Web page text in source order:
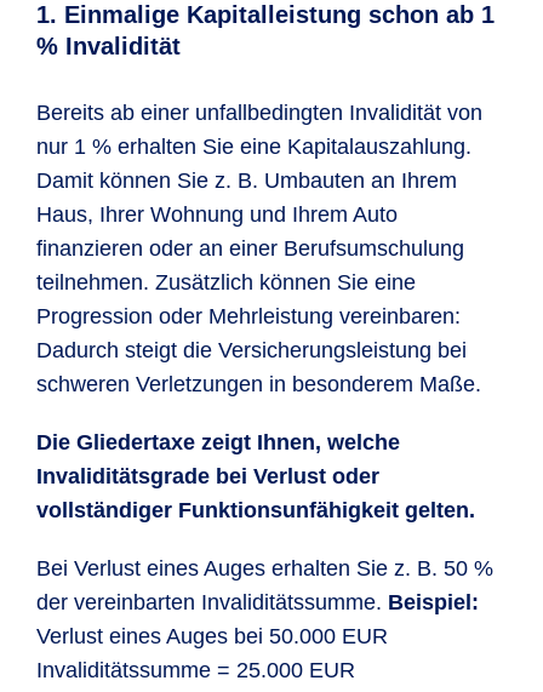
1. Einmalige Kapitalleistung schon ab 1
% Invalidität
Bereits ab einer unfallbedingten Invalidität von
nur 1 % erhalten Sie eine Kapitalauszahlung.
Damit können Sie z. B. Umbauten an Ihrem
Haus, Ihrer Wohnung und Ihrem Auto
finanzieren oder an einer Berufsumschulung
teilnehmen. Zusätzlich können Sie eine
Progression oder Mehrleistung vereinbaren:
Dadurch steigt die Versicherungsleistung bei
schweren Verletzungen in besonderem Maße.
Die Gliedertaxe zeigt Ihnen, welche
Invaliditätsgrade bei Verlust oder
vollständiger Funktionsunfähigkeit gelten.
Bei Verlust eines Auges erhalten Sie z. B. 50 %
der vereinbarten Invaliditätssumme. Beispiel:
Verlust eines Auges bei 50.000 EUR
Invaliditätssumme = 25.000 EUR